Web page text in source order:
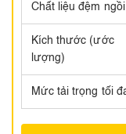
Chất liệu đệm ngồi
Kích thước (ước
lượng)
Mức tải trọng tối